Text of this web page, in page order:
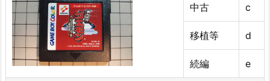
中古 c
移植等 d
続編 e